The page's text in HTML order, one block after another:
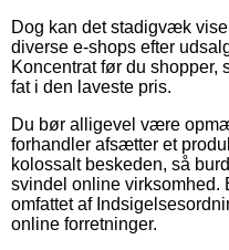
Dog kan det stadigvæk
diverse e-shops efter
Koncentrat før du shopper,
fat i den laveste pris.
Du bør alligevel være
forhandler afsætter et
kolossalt beskeden, så
svindel online virksomhed.
omfattet af
online forretninger.